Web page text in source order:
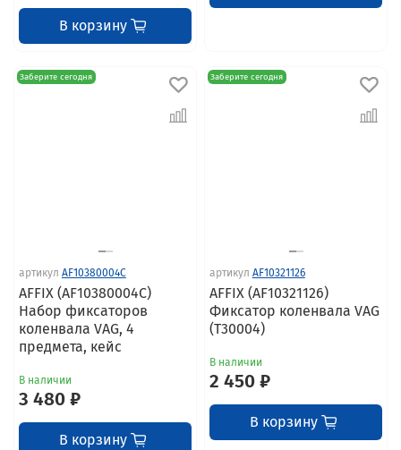
В корзину
Заберите сегодня
артикул AF10380004C
AFFIX (AF10380004C)
Набор фиксаторов
коленвала VAG, 4
предмета, кейс
В наличии
3 480 ₽
В корзину
Заберите сегодня
артикул AF10321126
AFFIX (AF10321126)
Фиксатор коленвала VAG
(T30004)
В наличии
2 450 ₽
В корзину